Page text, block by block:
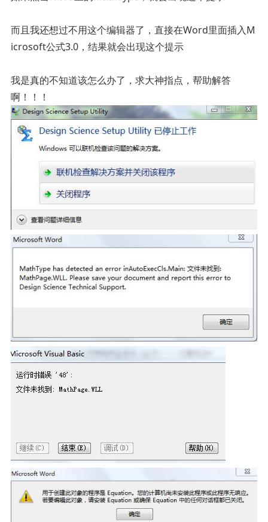
而且我还想过不用这个编辑器了，直接在Word里面插入M
icrosoft公式3.0，结果就会出现这个提示
我是真的不知道该怎么办了，求大神指点，帮助解答
啊！！！